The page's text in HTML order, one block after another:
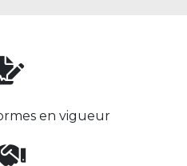
en vigueur